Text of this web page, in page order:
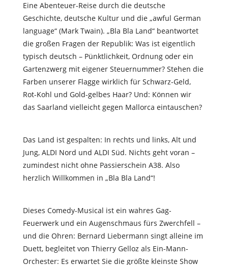
Eine Abenteuer-Reise durch die deutsche
Geschichte, deutsche Kultur und die „awful German
language“ (Mark Twain). „Bla Bla Land“ beantwortet
die großen Fragen der Republik: Was ist eigentlich
typisch deutsch – Pünktlichkeit, Ordnung oder ein
Gartenzwerg mit eigener Steuernummer? Stehen die
Farben unserer Flagge wirklich für Schwarz-Geld,
Rot-Kohl und Gold-gelbes Haar? Und: Können wir
das Saarland vielleicht gegen Mallorca eintauschen?
Das Land ist gespalten: In rechts und links, Alt und
Jung, ALDI Nord und ALDI Süd. Nichts geht voran –
zumindest nicht ohne Passierschein A38. Also
herzlich Willkommen in „Bla Bla Land“!
Dieses Comedy-Musical ist ein wahres Gag-
Feuerwerk und ein Augenschmaus fürs Zwerchfell –
und die Ohren: Bernard Liebermann singt alleine im
Duett, begleitet von Thierry Gelloz als Ein-Mann-
Orchester: Es erwartet Sie die größte kleinste Show